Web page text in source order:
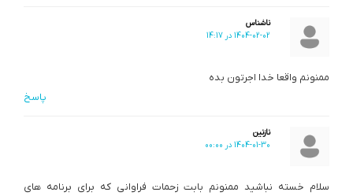
ناشناس
1404-02-02 در 14:17
ممنونم واقعا خدا اجرتون بده
پاسخ
نازنین
1404-01-30 در 00:00
سلام خسته نباشید ممنونم بابت زحمات فراوانی که برای برنامه های